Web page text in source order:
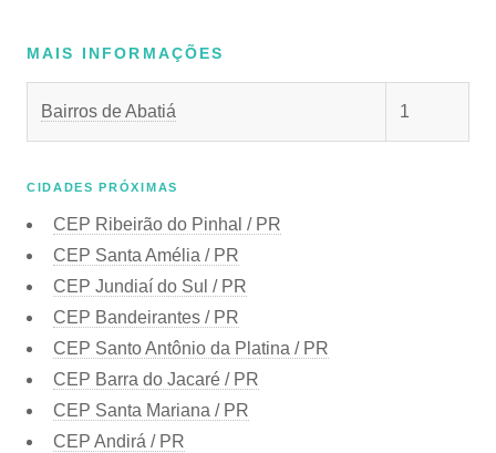
MAIS INFORMAÇÕES
Bairros de Abatiá 1
CIDADES PRÓXIMAS
CEP Ribeirão do Pinhal / PR
CEP Santa Amélia / PR
CEP Jundiaí do Sul / PR
CEP Bandeirantes / PR
CEP Santo Antônio da Platina / PR
CEP Barra do Jacaré / PR
CEP Santa Mariana / PR
CEP Andirá / PR